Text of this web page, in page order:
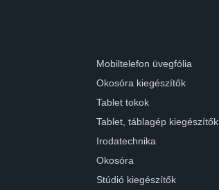
Mobiltelefon üvegfólia
Okosóra kiegészítők
Tablet tokok
Tablet, táblagép kiegészítők
Irodatechnika
Okosóra
Stúdió kiegészítők